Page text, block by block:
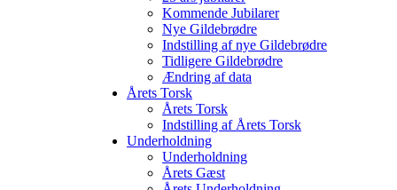
Kommende Jubilarer
Nye Gildebrødre
Indstilling af nye Gildebrødre
Tidligere Gildebrødre
Ændring af data
Årets Torsk
Årets Torsk
Indstilling af Årets Torsk
Underholdning
Underholdning
Årets Gæst